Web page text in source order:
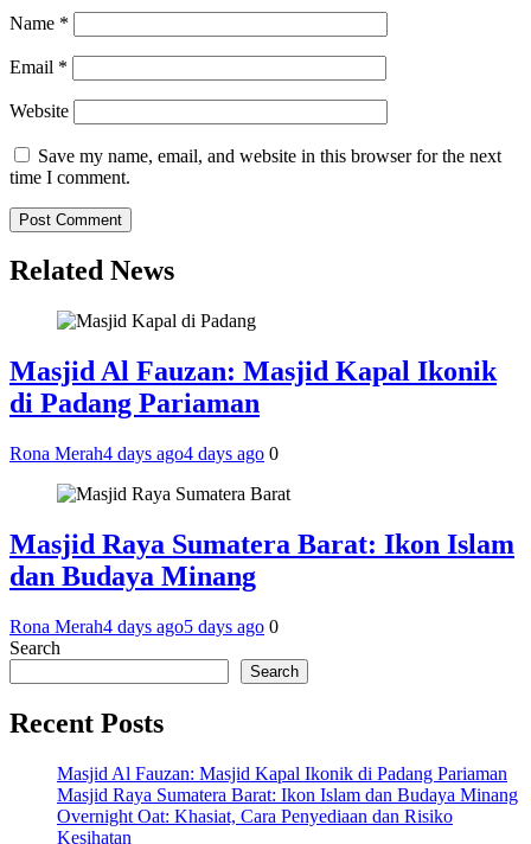
Name *
Email *
Website
Save my name, email, and website in this browser for the next
time I comment.
Related News
Masjid Al Fauzan: Masjid Kapal Ikonik
di Padang Pariaman
Rona Merah4 days ago4 days ago 0
Masjid Raya Sumatera Barat: Ikon Islam
dan Budaya Minang
Rona Merah4 days ago5 days ago 0
Search
Search
Recent Posts
Masjid Al Fauzan: Masjid Kapal Ikonik di Padang Pariaman
Masjid Raya Sumatera Barat: Ikon Islam dan Budaya Minang
Overnight Oat: Khasiat, Cara Penyediaan dan Risiko
Kesihatan